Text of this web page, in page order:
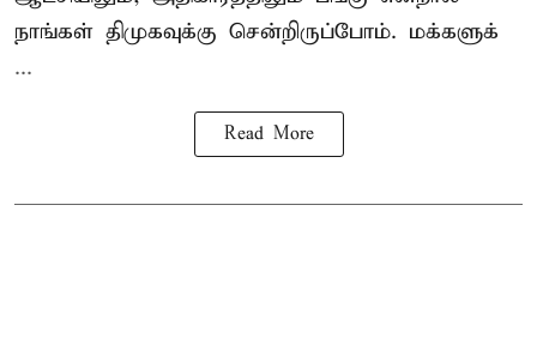
நாங்கள் திமுகவுக்கு சென்றிருப்போம். மக்களுக்
...
Read More